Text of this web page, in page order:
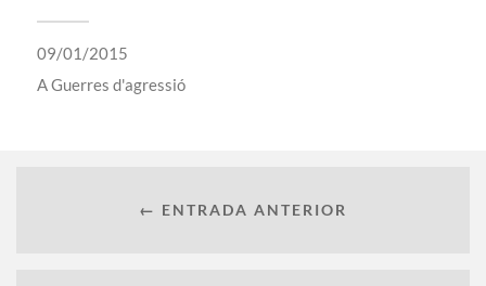
09/01/2015
A Guerres d'agressió
← ENTRADA ANTERIOR